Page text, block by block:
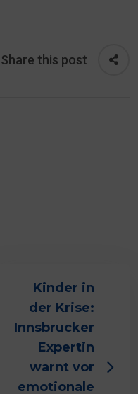
Share this post
Kinder in
der Krise:
Innsbrucker
Expertin
warnt vor
emotionale